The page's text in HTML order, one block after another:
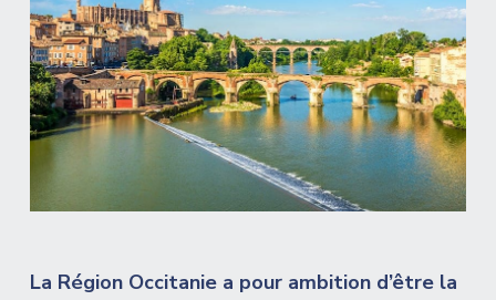
La Région Occitanie a pour ambition d’être la